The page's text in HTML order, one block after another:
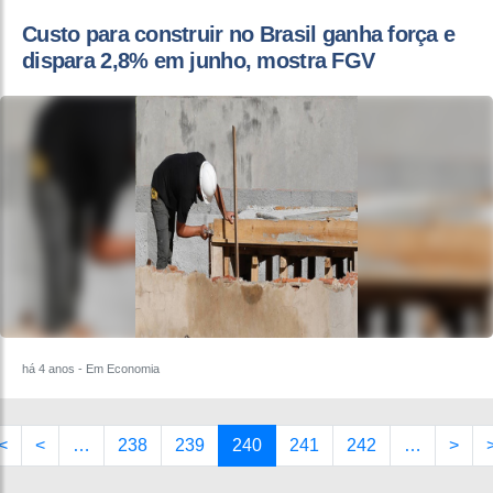
Custo para construir no Brasil ganha força e
dispara 2,8% em junho, mostra FGV
há 4 anos - Em Economia
< … 238 239 240 241 242 … >